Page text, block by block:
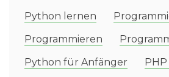
Python lernen
Programmieren
Python für Anfänger